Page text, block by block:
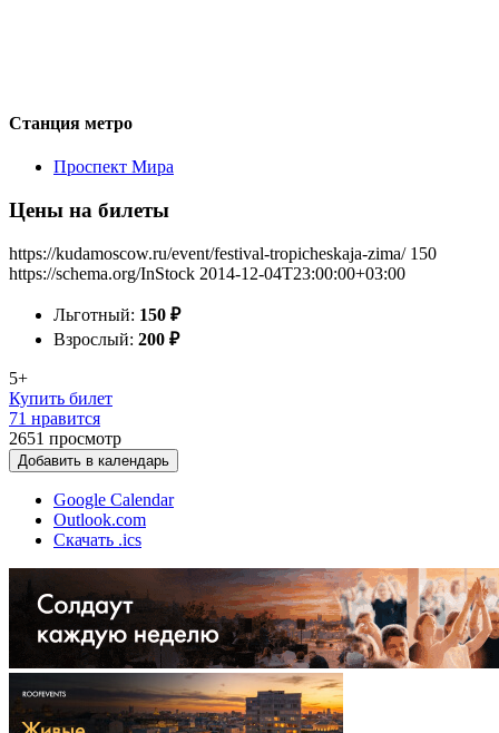
Станция метро
Проспект Мира
Цены на билеты
https://kudamoscow.ru/event/festival-tropicheskaja-zima/ 150
https://schema.org/InStock 2014-12-04T23:00:00+03:00
Льготный: 150 ₽
Взрослый: 200 ₽
5+
Купить билет
71 нравится
2651 просмотр
Добавить в календарь
Google Calendar
Outlook.com
Скачать .ics